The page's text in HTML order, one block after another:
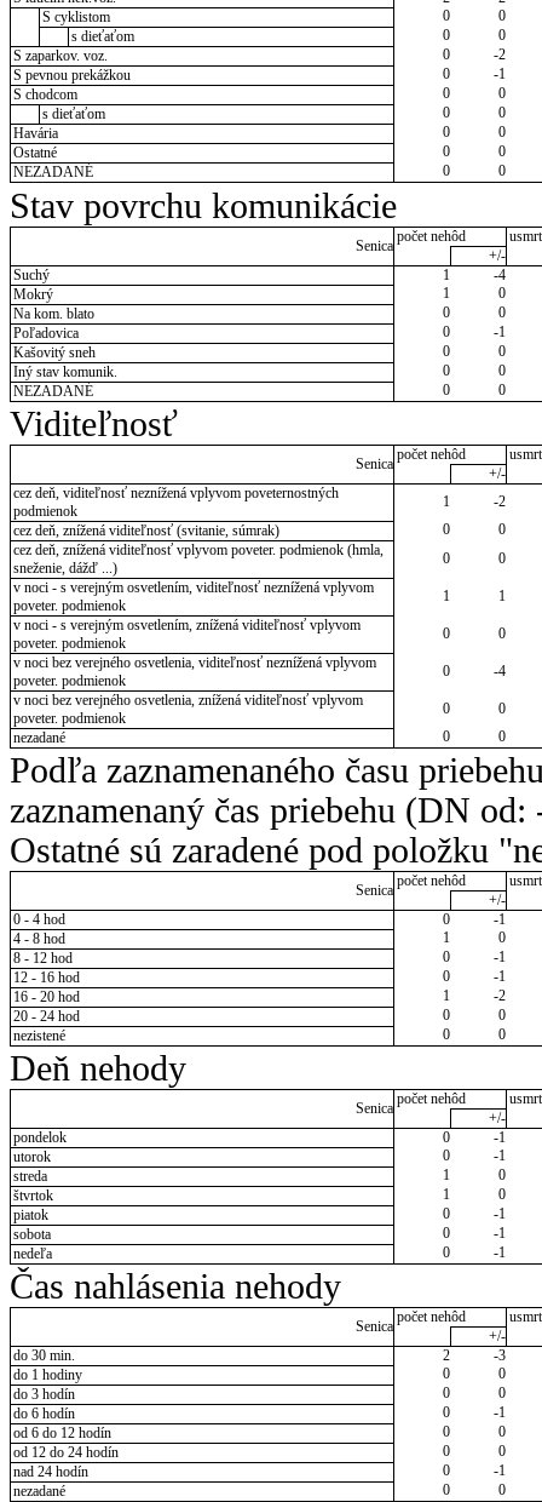
S cyklistom
0
0
s dieťaťom
0
0
S zaparkov. voz.
0
-2
S pevnou prekážkou
0
-1
S chodcom
0
0
s dieťaťom
0
0
Havária
0
0
Ostatné
0
0
NEZADANÉ
0 0
Stav povrchu komunikácie
Senica
počet nehôd
+/-
Suchý
1
-4
Mokrý
1
0
Na kom. blato
0
0
Poľadovica
0
-1
Kašovitý sneh
0
0
Iný stav komunik.
0
0
NEZADANÉ
0 0
Viditeľnosť
Senica
počet nehôd
+/-
cez deň, viditeľnosť neznížená vplyvom poveternostných
podmienok
1
-2
cez deň, znížená viditeľnosť (svitanie, súmrak)
0
0
cez deň, znížená viditeľnosť vplyvom poveter. podmienok (hmla,
sneženie, dážď ...)
0
0
v noci - s verejným osvetlením, viditeľnosť neznížená vplyvom
poveter. podmienok
1
1
v noci - s verejným osvetlením, znížená viditeľnosť vplyvom
poveter. podmienok
0
0
v noci bez verejného osvetlenia, viditeľnosť neznížená vplyvom
poveter. podmienok
0
-4
v noci bez verejného osvetlenia, znížená viditeľnosť vplyvom
poveter. podmienok
0
0
nezadané
0 0
Podľa zaznamenaného času
zaznamenaný čas priebehu (DN
Ostatné sú zaradené pod položku
Senica
počet nehôd
+/-
0 - 4 hod
0
-1
4 - 8 hod
1
0
8 - 12 hod
0
-1
12 - 16 hod
0
-1
16 - 20 hod
1
-2
20 - 24 hod
0
0
nezistené
0 0
Deň nehody
Senica
počet nehôd
+/-
pondelok
0
-1
utorok
0
-1
streda
1
0
štvrtok
1
0
piatok
0
-1
sobota
0
-1
nedeľa
0 -1
Čas nahlásenia nehody
Senica
počet nehôd
+/-
do 30 min.
2
-3
do 1 hodiny
0
0
do 3 hodín
0
0
do 6 hodín
0
-1
od 6 do 12 hodín
0
0
od 12 do 24 hodín
0
0
nad 24 hodín
0
-1
nezadané
0 0